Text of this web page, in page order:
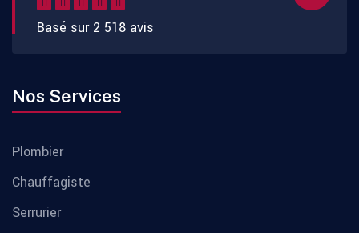
Basé sur 2 518 avis
Nos Services
Plombier
Chauffagiste
Serrurier